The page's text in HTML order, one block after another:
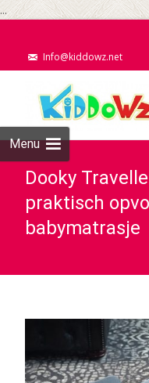
...
Info@kiddowz.net
Menu
Dooky
praktisch
babymatrasje